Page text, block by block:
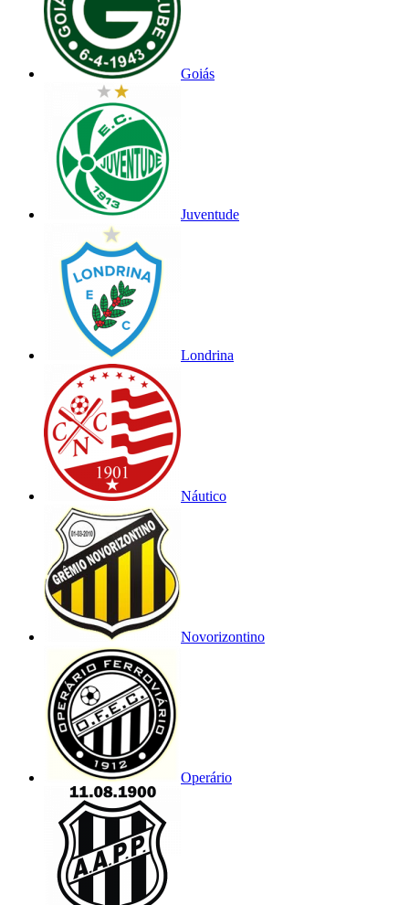
Goiás
Juventude
Londrina
Náutico
Novorizontino
Operário